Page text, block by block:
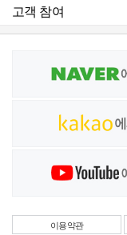
고객 참여
이용약관